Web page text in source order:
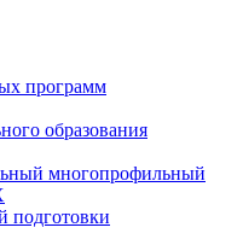
программ
образования
многопрофильный
подготовки